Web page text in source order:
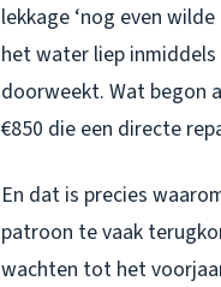
lekkage ‘nog even
het water liep inmiddels
doorweekt. Wat begon
€850 die een directe
En dat is precies
patroon te vaak
wachten tot het